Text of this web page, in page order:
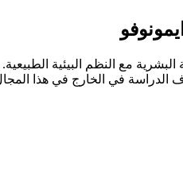
مع النظم البيئية
في الخارج في هذا